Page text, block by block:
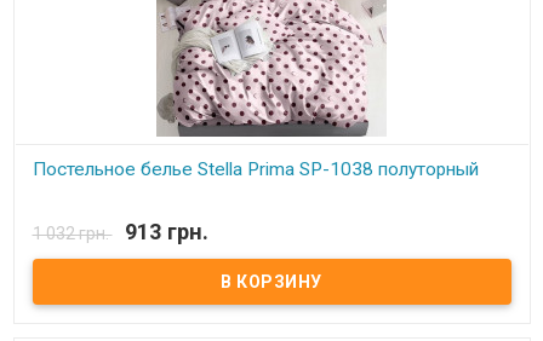
Постельное белье Stella Prima SP-1038 полуторный
Пододеяльник: 160x220 см. - 1шт. Наволочки (2 шт.): 50x70 см
Состав: полиэстер 100%, микросатин. Торговая марка: Stella
1 032 грн. 913 грн.